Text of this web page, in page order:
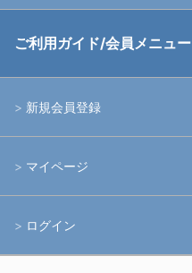
中古アームシステム
ライト
アームシステム
アクションカメラ(GoPro等)
水中用品
RGBlue
イノン
ご利用ガイド/会員メニュー
新規会員登録
マイページ
ログイン